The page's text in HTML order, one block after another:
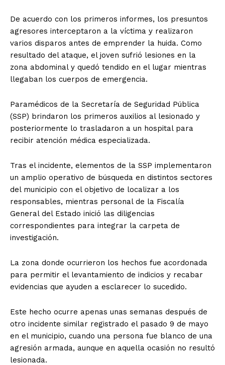
De acuerdo con los primeros informes, los presuntos
agresores interceptaron a la víctima y realizaron
varios disparos antes de emprender la huida. Como
resultado del ataque, el joven sufrió lesiones en la
zona abdominal y quedó tendido en el lugar mientras
llegaban los cuerpos de emergencia.
Paramédicos de la Secretaría de Seguridad Pública
(SSP) brindaron los primeros auxilios al lesionado y
posteriormente lo trasladaron a un hospital para
recibir atención médica especializada.
Tras el incidente, elementos de la SSP implementaron
un amplio operativo de búsqueda en distintos sectores
del municipio con el objetivo de localizar a los
responsables, mientras personal de la Fiscalía
General del Estado inició las diligencias
correspondientes para integrar la carpeta de
investigación.
La zona donde ocurrieron los hechos fue acordonada
para permitir el levantamiento de indicios y recabar
evidencias que ayuden a esclarecer lo sucedido.
Este hecho ocurre apenas unas semanas después de
otro incidente similar registrado el pasado 9 de mayo
en el municipio, cuando una persona fue blanco de una
agresión armada, aunque en aquella ocasión no resultó
lesionada.